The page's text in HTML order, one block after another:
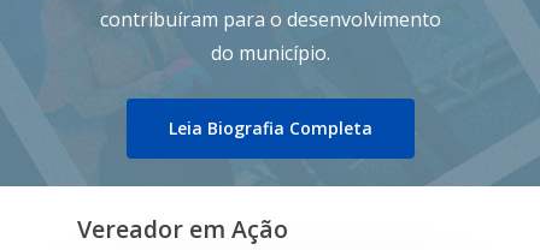
contribuíram para o desenvolvimento
do município.
Leia Biografia Completa
Vereador em Ação